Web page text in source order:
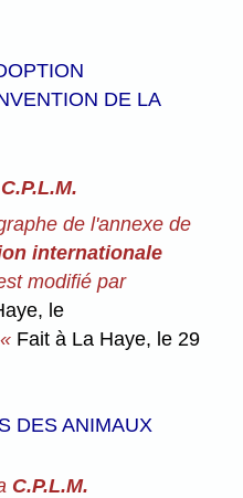
DE LA
C.P.L.M.
de l'annexe de
internationale
modifié par
le
Fait à La Haye, le 29
DES ANIMAUX
C.P.L.M.